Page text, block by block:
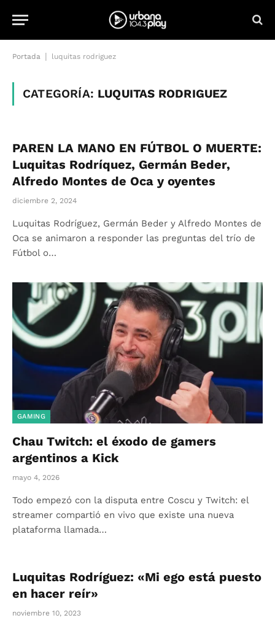
Portada luquitas rodriguez
CATEGORÍA: LUQUITAS RODRIGUEZ
PAREN LA MANO EN FÚTBOL O MUERTE:
Luquitas Rodríquez, Germán Beder,
Alfredo Montes de Oca y oyentes
diciembre 2, 2024
Luquitas Rodríguez, Germán Beder y Alfredo Montes de
Oca se animaron a responder las preguntas del trío de
Fútbol o…
GAMING
Chau Twitch: el éxodo de gamers
argentinos a Kick
mayo 4, 2026
Todo empezó con la disputa entre Coscu y Twitch: el
streamer compartió en vivo que existe una nueva
plataforma llamada…
Luquitas Rodríguez: «Mi ego está puesto
en hacer reír»
noviembre 10, 2023